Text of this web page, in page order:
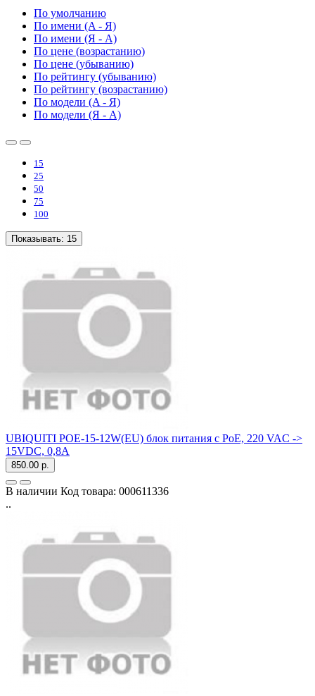
По умолчанию
По имени (A - Я)
По имени (Я - A)
По цене (возрастанию)
По цене (убыванию)
По рейтингу (убыванию)
По рейтингу (возрастанию)
По модели (A - Я)
По модели (Я - A)
15
25
50
75
100
Показывать: 15
UBIQUITI POE-15-12W(EU) блок питания с PoE, 220 VAC ->
15VDC, 0,8A
850.00 р.
В наличии Код товара: 000611336
..